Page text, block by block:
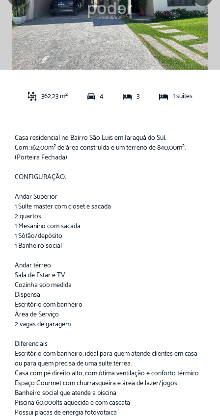
362,23 m² 4 3 1 suítes
Casa residencial no Bairro São Luis em Jaraguá do Sul.
Com 362,00m² de área construída e um terreno de 840,00m².
(Porteira Fechada)
CONFIGURAÇÃO:
Andar Superior
1 Suíte master com closet e sacada
2 quartos
1 Mesanino com sacada
1 Sótão/depósito
1 Banheiro social
Andar térreo
Sala de Estar e TV
Cozinha sob medida
Dispensa
Escritório com banheiro
Área de Serviço
2 vagas de garagem
Diferenciais
Escritório com banheiro, ideal para quem atende clientes em casa
ou para quem precisa de uma suíte térrea.
Casa com pé direito alto, com ótima ventilação e conforto térmico
Espaço Gourmet com churrasqueira e área de lazer/jogos
Banheiro social que atende a piscina
Piscina 60.000lts aquecida e com cascata
Possui placas de energia fotovotaica